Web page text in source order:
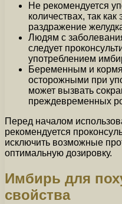
Не рекомендуется
количествах, так
раздражение
Людям с
следует
употреблением
Беременным и
осторожными при
может вызвать
преждевременных
Перед началом
рекомендуется
исключить возможные
оптимальную дозировку.
Имбирь для
свойства